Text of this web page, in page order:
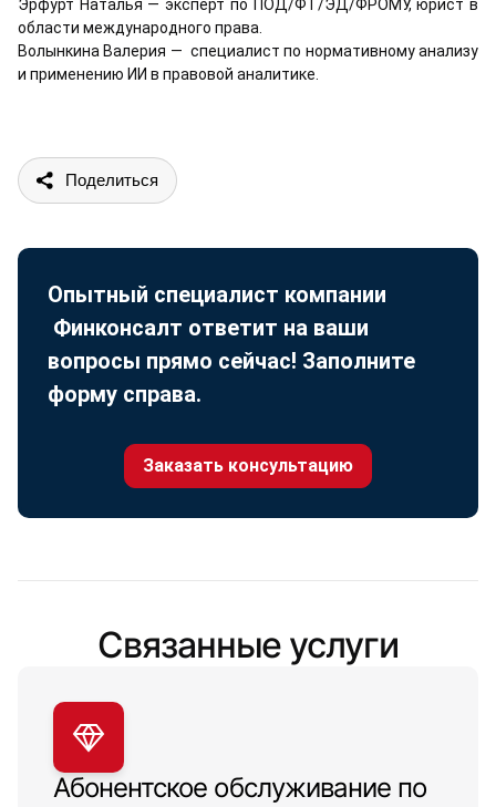
Эрфурт Наталья — эксперт по ПОД/ФТ/ЭД/ФРОМУ, юрист в
области международного права.
Волынкина Валерия — специалист по нормативному анализу
и применению ИИ в правовой аналитике.
Поделиться
Опытный специалист компании
Финконсалт ответит на ваши
вопросы прямо сейчас! Заполните
форму справа.
Заказать консультацию
Связанные услуги
Абонентское обслуживание по